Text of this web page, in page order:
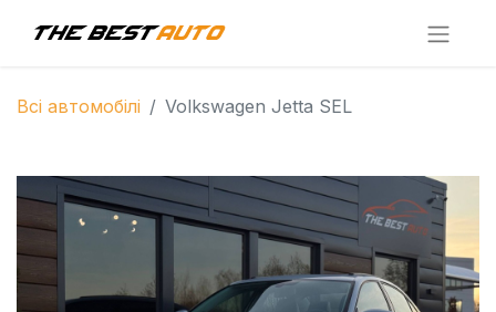
Всі автомобілі Volkswagen Jetta SEL